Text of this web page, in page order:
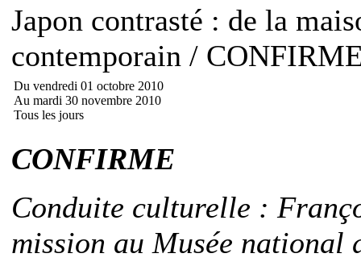
Japon contrasté : de la
contemporain /
Du vendredi 01 octobre 2010
Au mardi 30 novembre 2010
Tous les jours
CONFIRME
Conduite culturelle :
mission au Musée national